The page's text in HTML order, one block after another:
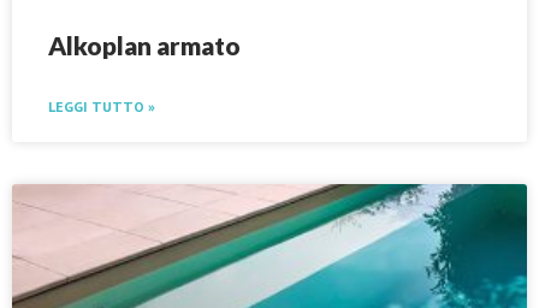
Alkoplan armato
LEGGI TUTTO »